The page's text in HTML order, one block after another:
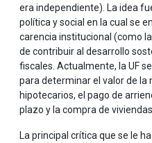
era independiente). La idea
política y social en la cual se
carencia institucional (como
de contribuir al desarrollo
fiscales. Actualmente, la UF
para determinar el valor de la
hipotecarios, el pago de
plazo y la compra de viviendas.
La principal crítica que se le